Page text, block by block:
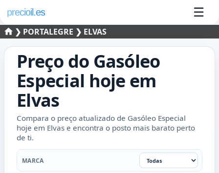
precioil.es ☰
❯ PORTALEGRE ❯ ELVAS
Preço do Gasóleo
Especial hoje em
Elvas
Compara o preço atualizado de Gasóleo Especial
hoje em Elvas e encontra o posto mais barato perto
de ti.
Marca
MARCA